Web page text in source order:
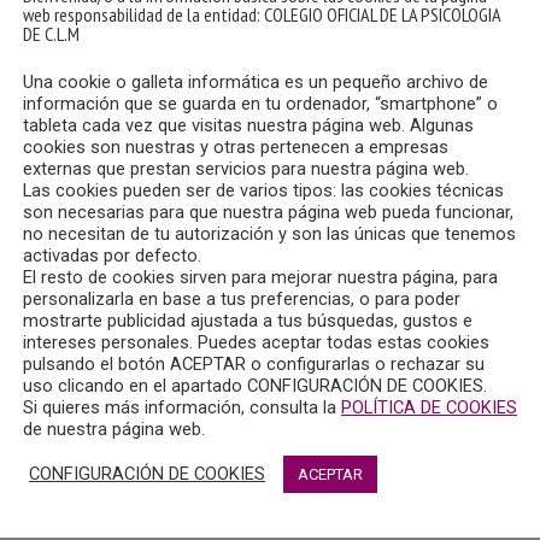
en Radio Chinchilla el sábado, 5 de noviembre de
Psicólogo colegiada en el vocal de la Junta de
con Radio Chinchilla en el magazine “Quiero estar
web responsabilidad de la entidad: COLEGIO OFICIAL DE LA PSICOLOGIA
DE C.L.M
Una cookie o galleta informática es un pequeño archivo de
información que se guarda en tu ordenador, “smartphone” o
tableta cada vez que visitas nuestra página web. Algunas
cookies son nuestras y otras pertenecen a empresas
externas que prestan servicios para nuestra página web.
Las cookies pueden ser de varios tipos: las cookies técnicas
son necesarias para que nuestra página web pueda funcionar,
no necesitan de tu autorización y son las únicas que tenemos
activadas por defecto.
El resto de cookies sirven para mejorar nuestra página, para
personalizarla en base a tus preferencias, o para poder
mostrarte publicidad ajustada a tus búsquedas, gustos e
intereses personales. Puedes aceptar todas estas cookies
pulsando el botón ACEPTAR o configurarlas o rechazar su
uso clicando en el apartado CONFIGURACIÓN DE COOKIES.
Si quieres más información, consulta la POLÍTICA DE COOKIES
de nuestra página web.
CONFIGURACIÓN DE COOKIES ACEPTAR